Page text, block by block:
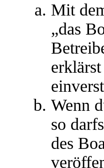
Mit
„das
Wenn
so
des